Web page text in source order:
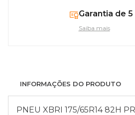
Garantia de 5
Saiba mais
INFORMAÇÕES DO PRODUTO
PNEU XBRI 175/65R14 82H